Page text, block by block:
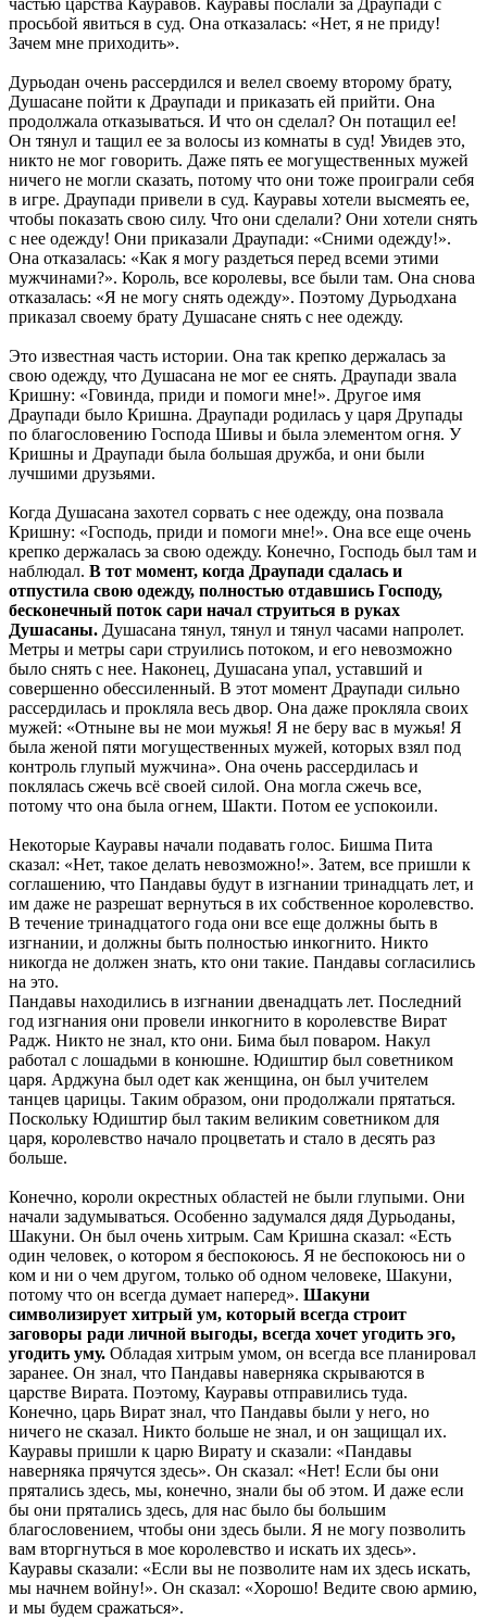
просьбой явиться в суд. Она отказалась: «Нет, я не приду!
Зачем мне приходить».
Дурьодан очень рассердился и велел своему второму брату,
Душасане пойти к Драупади и приказать ей прийти. Она
продолжала отказываться. И что он сделал? Он потащил ее!
Он тянул и тащил ее за волосы из комнаты в суд! Увидев это,
никто не мог говорить. Даже пять ее могущественных мужей
ничего не могли сказать, потому что они тоже проиграли себя
в игре. Драупади привели в суд. Кауравы хотели высмеять ее,
чтобы показать свою силу. Что они сделали? Они хотели снять
с нее одежду! Они приказали Драупади: «Сними одежду!».
Она отказалась: «Как я могу раздеться перед всеми этими
мужчинами?». Король, все королевы, все были там. Она снова
отказалась: «Я не могу снять одежду». Поэтому Дурьодхана
приказал своему брату Душасане снять с нее одежду.
Это известная часть истории. Она так крепко держалась за
свою одежду, что Душасана не мог ее снять. Драупади звала
Кришну: «Говинда, приди и помоги мне!». Другое имя
Драупади было Кришна. Драупади родилась у царя Друпады
по благословению Господа Шивы и была элементом огня. У
Кришны и Драупади была большая дружба, и они были
лучшими друзьями.
Когда Душасана захотел сорвать с нее одежду, она позвала
Кришну: «Господь, приди и помоги мне!». Она все еще очень
крепко держалась за свою одежду. Конечно, Господь был там и
наблюдал. В тот момент, когда Драупади сдалась и
отпустила свою одежду, полностью отдавшись Господу,
бесконечный поток сари начал струиться в руках
Душасаны. Душасана тянул, тянул и тянул часами напролет.
Метры и метры сари струились потоком, и его невозможно
было снять с нее. Наконец, Душасана упал, уставший и
совершенно обессиленный. В этот момент Драупади сильно
рассердилась и прокляла весь двор. Она даже прокляла своих
мужей: «Отныне вы не мои мужья! Я не беру вас в мужья! Я
была женой пяти могущественных мужей, которых взял под
контроль глупый мужчина». Она очень рассердилась и
поклялась сжечь всё своей силой. Она могла сжечь все,
потому что она была огнем, Шакти. Потом ее успокоили.
Некоторые Кауравы начали подавать голос. Бишма Пита
сказал: «Нет, такое делать невозможно!». Затем, все пришли к
соглашению, что Пандавы будут в изгнании тринадцать лет, и
им даже не разрешат вернуться в их собственное королевство.
В течение тринадцатого года они все еще должны быть в
изгнании, и должны быть полностью инкогнито. Никто
никогда не должен знать, кто они такие. Пандавы согласились
на это.
Пандавы находились в изгнании двенадцать лет. Последний
год изгнания они провели инкогнито в королевстве Вират
Радж. Никто не знал, кто они. Бима был поваром. Накул
работал с лошадьми в конюшне. Юдиштир был советником
царя. Арджуна был одет как женщина, он был учителем
танцев царицы. Таким образом, они продолжали прятаться.
Поскольку Юдиштир был таким великим советником для
царя, королевство начало процветать и стало в десять раз
больше.
Конечно, короли окрестных областей не были глупыми. Они
начали задумываться. Особенно задумался дядя Дурьоданы,
Шакуни. Он был очень хитрым. Сам Кришна сказал: «Есть
один человек, о котором я беспокоюсь. Я не беспокоюсь ни о
ком и ни о чем другом, только об одном человеке, Шакуни,
потому что он всегда думает наперед». Шакуни
символизирует хитрый ум, который всегда строит
заговоры ради личной выгоды, всегда хочет угодить эго,
угодить уму. Обладая хитрым умом, он всегда все планировал
заранее. Он знал, что Пандавы наверняка скрываются в
царстве Вирата. Поэтому, Кауравы отправились туда.
Конечно, царь Вират знал, что Пандавы были у него, но
ничего не сказал. Никто больше не знал, и он защищал их.
Кауравы пришли к царю Вирату и сказали: «Пандавы
наверняка прячутся здесь». Он сказал: «Нет! Если бы они
прятались здесь, мы, конечно, знали бы об этом. И даже если
бы они прятались здесь, для нас было бы большим
благословением, чтобы они здесь были. Я не могу позволить
вам вторгнуться в мое королевство и искать их здесь».
Кауравы сказали: «Если вы не позволите нам их здесь искать,
мы начнем войну!». Он сказал: «Хорошо! Ведите свою армию,
и мы будем сражаться».